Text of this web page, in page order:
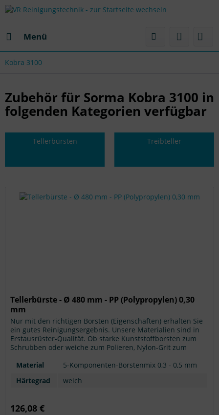
Menü
Kobra 3100
Zubehör für Sorma Kobra 3100 in
folgenden Kategorien verfügbar
Tellerbürsten Treibteller
Tellerbürste - Ø 480 mm - PP (Polypropylen) 0,30
mm
Nur mit den richtigen Borsten (Eigenschaften) erhalten Sie
ein gutes Reinigungsergebnis. Unsere Materialien sind in
Erstausrüster-Qualität. Ob starke Kunststoffborsten zum
Schrubben oder weiche zum Polieren, Nylon-Grit zum
bedienen. Sind Sie bei der richtigen Wahl unsicher? Hier
Material
5-Komponenten-Borstenmix 0,3 - 0,5 mm
Härtegrad
weich
126,08 €